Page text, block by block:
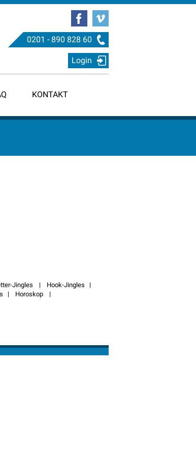
0201 - 890 828 60
Login
KONTAKT
Jingles | Hook-Jingles |
| Horoskop|